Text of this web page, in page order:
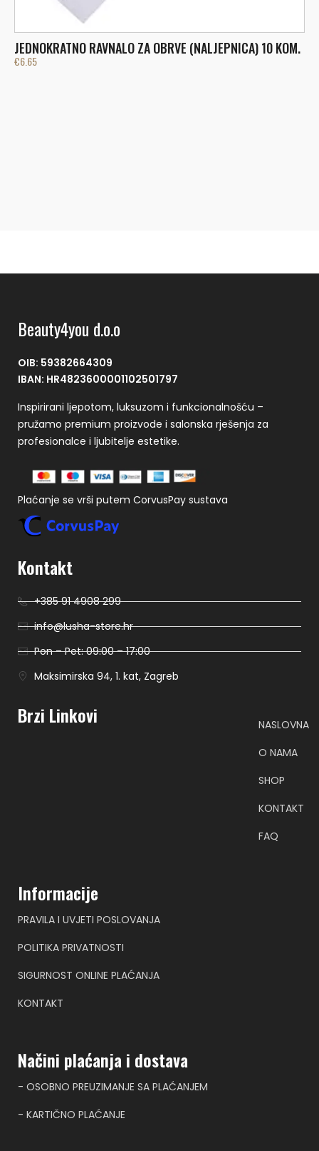
JEDNOKRATNO RAVNALO ZA OBRVE (NALJEPNICA) 10 KOM.
€6.65
Beauty4you d.o.o
OIB: 59382664309
IBAN: HR4823600001102501797
Inspirirani ljepotom, luksuzom i funkcionalnošću –
pružamo premium proizvode i salonska rješenja za
profesionalce i ljubitelje estetike.
Plaćanje se vrši putem CorvusPay sustava
Kontakt
+385 91 4908 299
info@lusha-store.hr
Pon – Pet: 09:00 – 17:00
Maksimirska 94, 1. kat, Zagreb
Brzi Linkovi
NASLOVNA
O NAMA
SHOP
KONTAKT
FAQ
Informacije
PRAVILA I UVJETI POSLOVANJA
POLITIKA PRIVATNOSTI
SIGURNOST ONLINE PLAĆANJA
KONTAKT
Načini plaćanja i dostava
- OSOBNO PREUZIMANJE SA PLAĆANJEM
- KARTIČNO PLAĆANJE